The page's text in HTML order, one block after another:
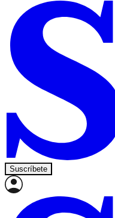
Suscríbete